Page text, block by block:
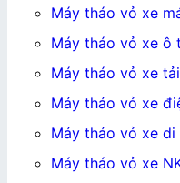
Máy tháo vỏ xe
Máy tháo vỏ xe ô
Máy tháo vỏ xe
Máy tháo vỏ xe
Máy tháo vỏ xe
Máy tháo vỏ xe